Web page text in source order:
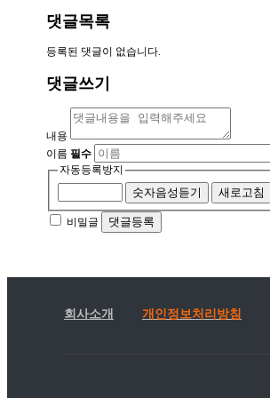
댓글목록
등록된 댓글이 없습니다.
댓글쓰기
내용
이름 필수
자동등록방지
숫자음성듣기 새로고침
비밀글 댓글등록
회사소개 개인정보처리방침